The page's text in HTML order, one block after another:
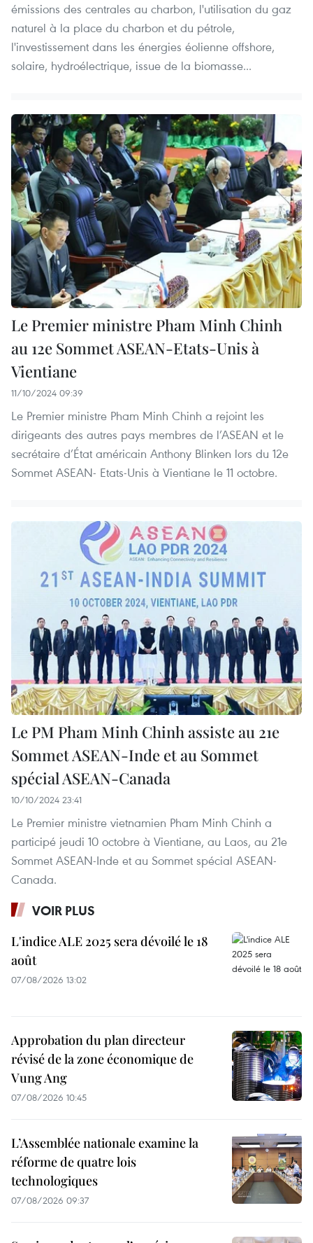
émissions des centrales au charbon, l'utilisation du gaz
naturel à la place du charbon et du pétrole,
l'investissement dans les énergies éolienne offshore,
solaire, hydroélectrique, issue de la biomasse...
Le Premier ministre Pham Minh Chinh
au 12e Sommet ASEAN-Etats-Unis à
Vientiane
11/10/2024 09:39
Le Premier ministre Pham Minh Chinh a rejoint les
dirigeants des autres pays membres de l’ASEAN et le
secrétaire d’État américain Anthony Blinken lors du 12e
Sommet ASEAN- Etats-Unis à Vientiane le 11 octobre.
Le PM Pham Minh Chinh assiste au 21e
Sommet ASEAN-Inde et au Sommet
spécial ASEAN-Canada
10/10/2024 23:41
Le Premier ministre vietnamien Pham Minh Chinh a
participé jeudi 10 octobre à Vientiane, au Laos, au 21e
Sommet ASEAN-Inde et au Sommet spécial ASEAN-
Canada.
VOIR PLUS
L'indice ALE 2025 sera dévoilé le 18
août
07/08/2026 13:02
Approbation du plan directeur
révisé de la zone économique de
Vung Ang
07/08/2026 10:45
L’Assemblée nationale examine la
réforme de quatre lois
technologiques
07/08/2026 09:37